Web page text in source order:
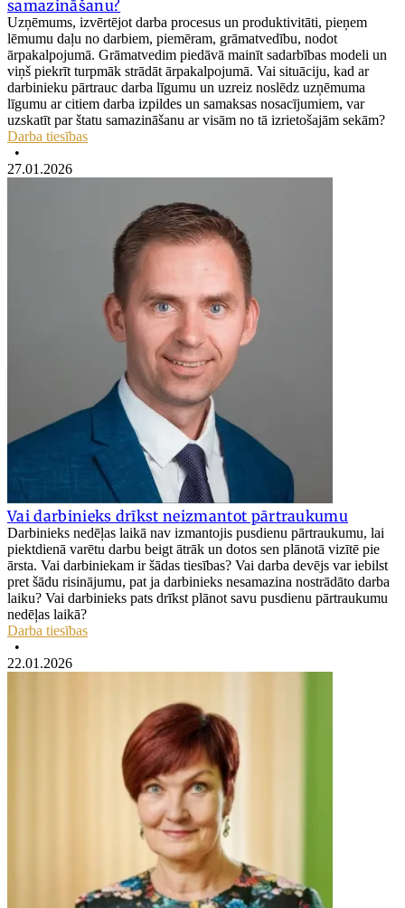
samazināšanu?
Uzņēmums, izvērtējot darba procesus un produktivitāti, pieņem
lēmumu daļu no darbiem, piemēram, grāmatvedību, nodot
ārpakalpojumā. Grāmatvedim piedāvā mainīt sadarbības modeli un
viņš piekrīt turpmāk strādāt ārpakalpojumā. Vai situāciju, kad ar
darbinieku pārtrauc darba līgumu un uzreiz noslēdz uzņēmuma
līgumu ar citiem darba izpildes un samaksas nosacījumiem, var
uzskatīt par štatu samazināšanu ar visām no tā izrietošajām sekām?
Darba tiesības
•
27.01.2026
Vai darbinieks drīkst neizmantot pārtraukumu
Darbinieks nedēļas laikā nav izmantojis pusdienu pārtraukumu, lai
piektdienā varētu darbu beigt ātrāk un dotos sen plānotā vizītē pie
ārsta. Vai darbiniekam ir šādas tiesības? Vai darba devējs var iebilst
pret šādu risinājumu, pat ja darbinieks nesamazina nostrādāto darba
laiku? Vai darbinieks pats drīkst plānot savu pusdienu pārtraukumu
nedēļas laikā?
Darba tiesības
•
22.01.2026